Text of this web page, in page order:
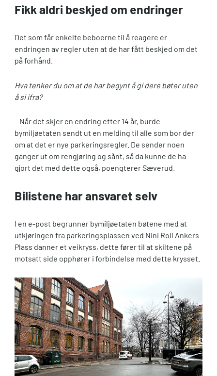
Fikk aldri beskjed om endringer
Det som får enkelte beboerne til å reagere er
endringen av regler uten at de har fått beskjed om det
på forhånd.
Hva tenker du om at de har begynt å gi dere bøter uten
å si ifra?
– Når det skjer en endring etter 14 år, burde
bymiljøetaten sendt ut en melding til alle som bor der
om at det er nye parkeringsregler. De sender noen
ganger ut om rengjøring og sånt, så da kunne de ha
gjort det med dette også, poengterer Sæverud.
Bilistene haransvaret selv
I en e-post begrunner bymiljøetaten bøtene med at
utkjøringen fra parkeringsplassen ved Nini Roll Ankers
Plass danner et veikryss, dette fører til at skiltene på
motsatt side opphører i forbindelse med dette krysset.